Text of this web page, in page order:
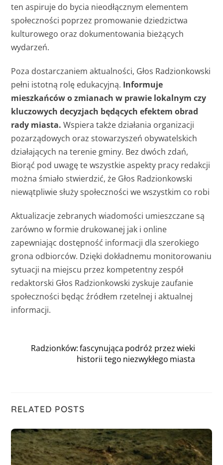
ten aspiruje do bycia nieodłącznym elementem
społeczności poprzez promowanie dziedzictwa
kulturowego oraz dokumentowania bieżących
wydarzeń.
Poza dostarczaniem aktualności, Głos Radzionkowski
pełni istotną rolę edukacyjną. Informuje
mieszkańców o zmianach w prawie lokalnym czy
kluczowych decyzjach będących efektem obrad
rady miasta.Wspiera także działania organizacji
pozarządowych oraz stowarzyszeń obywatelskich
działających na terenie gminy. Bez dwóch zdań,
Biorąć pod uwagę te wszystkie aspekty pracy redakcji
można śmiało stwierdzić, że Głos Radzionkowski
niewątpliwie służy społeczności we wszystkim co robi
Aktualizacje zebranych wiadomości umieszczane są
zarówno w formie drukowanej jak i online
zapewniając dostępność informacji dla szerokiego
grona odbiorców. Dzięki dokładnemu monitorowaniu
sytuacji na miejscu przez kompetentny zespół
redaktorski Głos Radzionkowski zyskuje zaufanie
społeczności będąc źródłem rzetelnej i aktualnej
informacji.
Radzionków: fascynująca podróż przez wieki
historii tego niezwykłego miasta
RELATED POSTS